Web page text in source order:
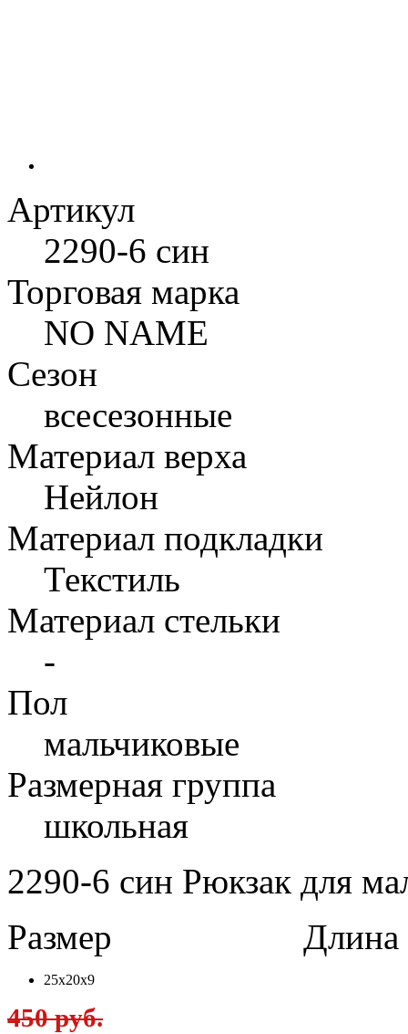
Артикул
2290-6 син
Торговая марка
NO NAME
Сезон
всесезонные
Материал верха
Нейлон
Материал подкладки
Текстиль
Материал стельки
-
Пол
мальчиковые
Размерная группа
школьная
2290-6 син Рюкзак для
Размер
Длина в
25х20х9
450 руб.